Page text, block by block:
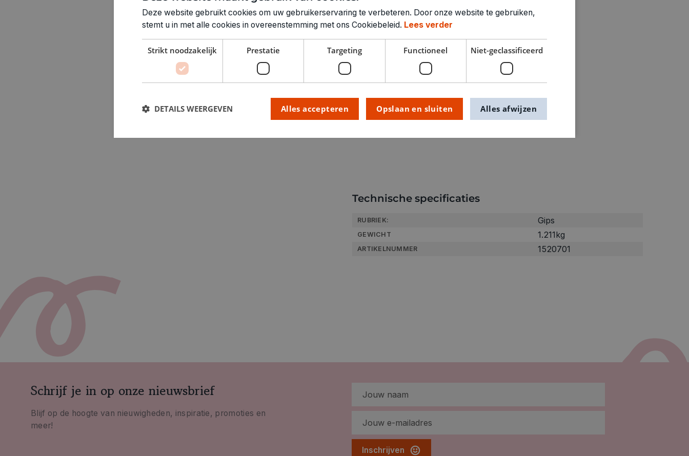
240ml Jesmonite Liquid
600g Jesmonite Base
2 handschoenen
1 mal zeshoek 11,5cm
1 mal vierkant 10cm
Technische specificaties
RUBRIEK: Gips
GEWICHT 1.211kg
ARTIKELNUMMER 1520701
Schrijf je in op onze nieuwsbrief
Blijf op de hoogte van nieuwigheden, inspiratie, promoties en
meer!
Inschrijven
Deze website gebruikt cookies om uw gebruikerservaring te verbeteren. Door onze website te gebruiken,
stemt u in met alle cookies in overeenstemming met ons Cookiebeleid. Lees verder
Strikt noodzakelijk Prestatie Targeting Functioneel Niet-geclassificeerd
Opslaan en sluiten
Alles accepteren Alles afwijzen
DETAILS WEERGEVEN